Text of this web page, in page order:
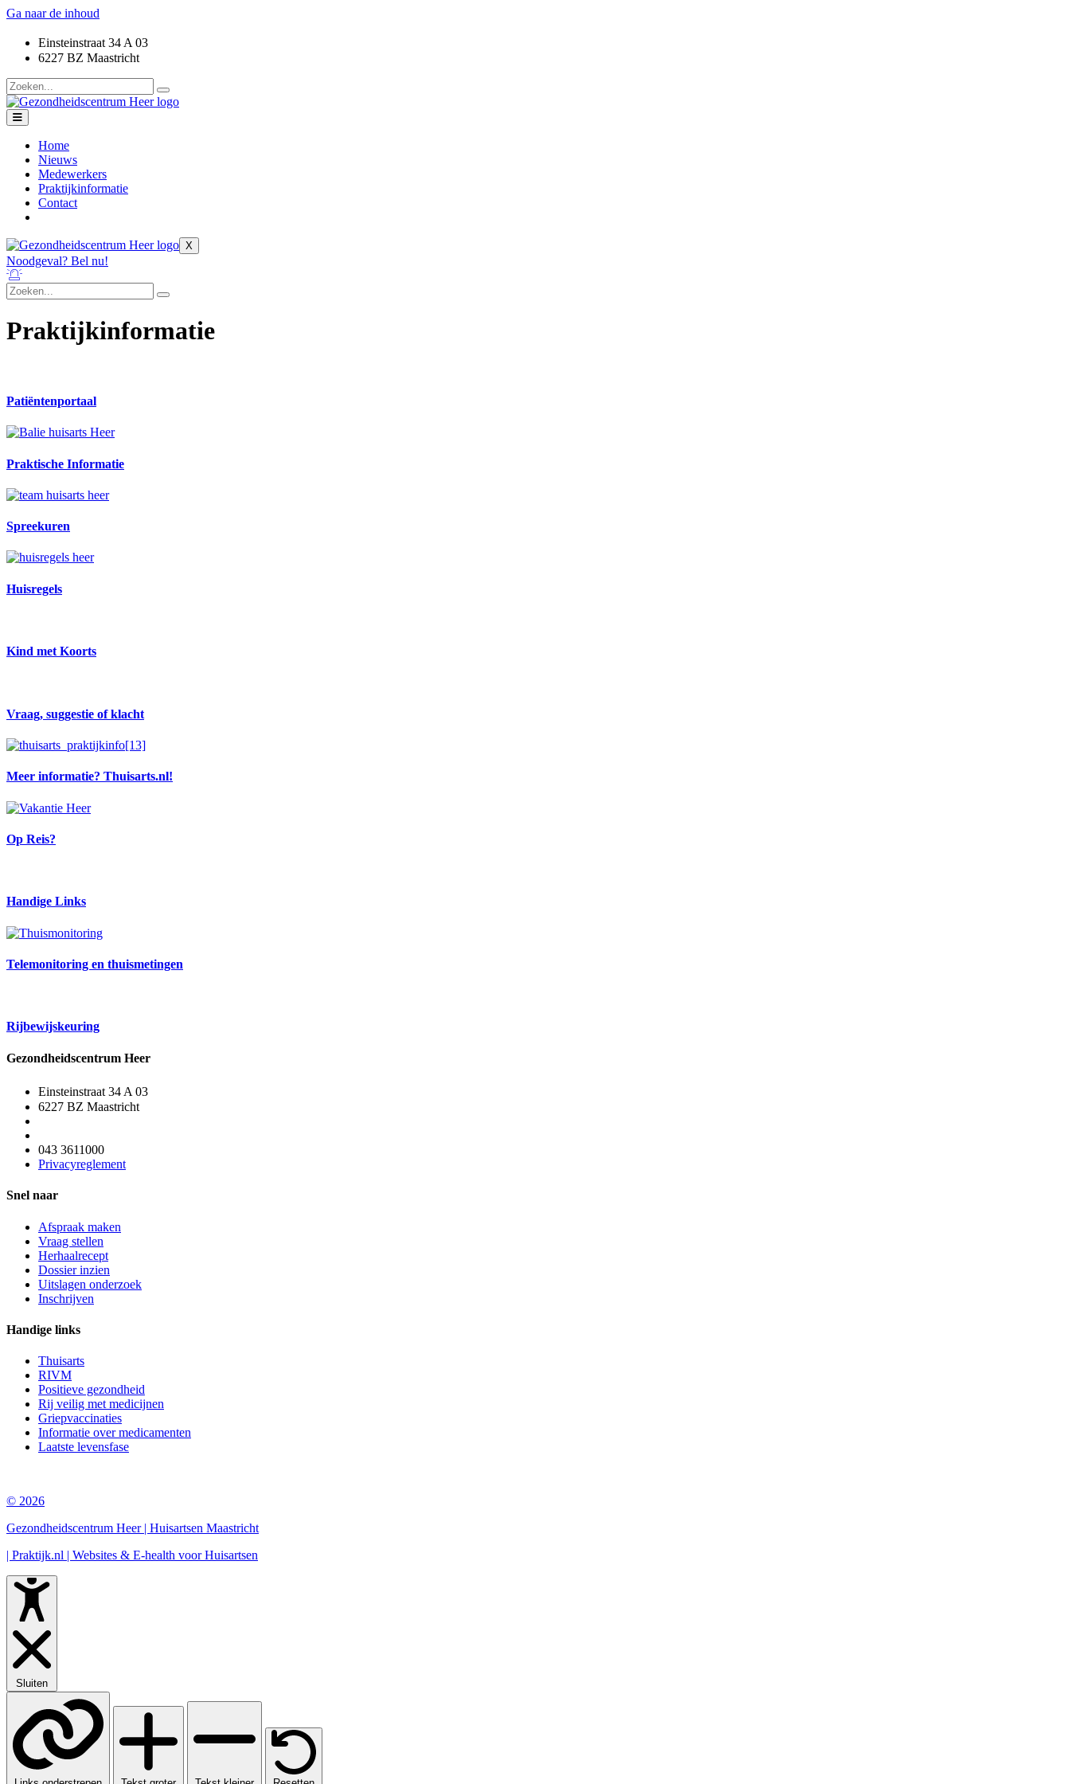
Ga naar de inhoud
Einsteinstraat 34 A 03
6227 BZ Maastricht
Home
Nieuws
Medewerkers
Praktijkinformatie
Contact
X
Noodgeval? Bel nu!
Praktijkinformatie
Patiëntenportaal
Praktische Informatie
Spreekuren
Huisregels
Kind met Koorts
Vraag, suggestie of klacht
Meer informatie? Thuisarts.nl!
Op Reis?
Handige Links
Telemonitoring en thuismetingen
Rijbewijskeuring
Gezondheidscentrum Heer
Einsteinstraat 34 A 03
6227 BZ Maastricht
043 3611000
Privacyreglement
Snel naar
Afspraak maken
Vraag stellen
Herhaalrecept
Dossier inzien
Uitslagen onderzoek
Inschrijven
Handige links
Thuisarts
RIVM
Positieve gezondheid
Rij veilig met medicijnen
Griepvaccinaties
Informatie over medicamenten
Laatste levensfase
© 2026
Gezondheidscentrum Heer | Huisartsen Maastricht
| Praktijk.nl | Websites & E-health voor Huisartsen
Sluiten